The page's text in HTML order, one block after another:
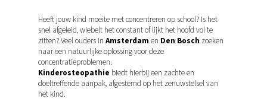
Heeft jouw kind moeite met concentreren op school? Is het
snel afgeleid, wiebelt het constant of lijkt het hoofd vol te
zitten? Veel ouders in Amsterdam en Den Bosch zoeken
naar een natuurlijke oplossing voor deze
concentratieproblemen.
Kinderosteopathie biedt hierbij een zachte en
doeltreffende aanpak, afgestemd op het zenuwstelsel van
het kind.